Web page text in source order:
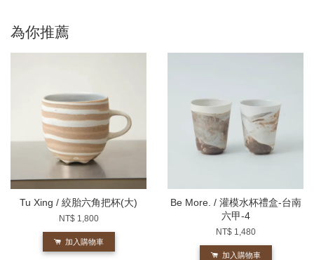
為你推薦
Tu Xing / 絞胎六角把杯(大)
NT$ 1,800
加入購物車
Be More. / 灌模水杯禮盒-台南
六甲-4
NT$ 1,480
加入購物車